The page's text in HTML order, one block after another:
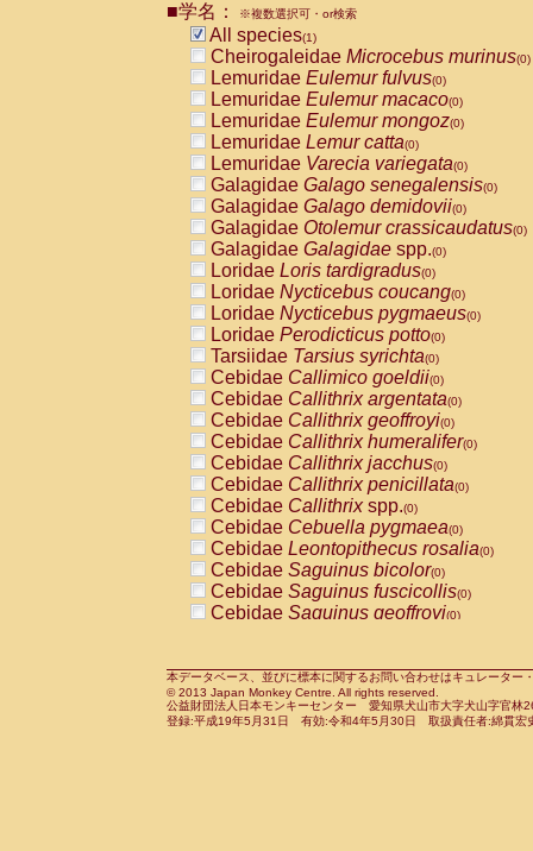
CebidaeCebus nigrivittatus
CebidaeCebus
CebidaeSaimiri boliviensis(0)
CebidaeSaimiri sciureus(0)
AtelidaeAlouatta caraya(0)
AtelidaeAlouatta fusca(0)
AtelidaeAlouatta seniculus
AtelidaeAlouattaspp.(0)
AtelidaeAteles belzebuth(0)
AtelidaeAteles geoffroyi(0)
AtelidaeAteles paniscus(0)
AtelidaeAtelesspp.(0)
Atelidae Lagothrix lagothricha
AtelidaeLagothrix lagothricha cana
PitheciidaeCacajao calvus
PitheciidaeCallicebus cupreus
PitheciidaeCallicebus donacophilus
PitheciidaeCallicebus moloch
PitheciidaeCallicebus torquatus
PitheciidaeCallicebusspp.(0)
PitheciidaeChiropotes satanas(0)
PitheciidaePithecia monachus
PitheciidaePithecia pithecia(0)
CercopithecidaeCercocebus agilis
CercopithecidaeCercocebus
CercopithecidaeCercocebus
CercopithecidaeCercocebus
CercopithecidaeCercocebus
CercopithecidaeCercocebushybrid
CercopithecidaePapio anubis(0)
CercopithecidaePapio cynocephalus
CercopithecidaePapio hamadryas(0)
■学名： ※複数選択可・or検索
All species(1)
Cheirogaleidae Microcebus murinus(0)
Lemuridae Eulemur fulvus(0)
Lemuridae Eulemur macaco(0)
Lemuridae Eulemur mongoz(0)
Lemuridae Lemur catta(0)
Lemuridae Varecia variegata(0)
Galagidae Galago senegalensis(0)
Galagidae Galago demidovii(0)
Galagidae Otolemur crassicaudatus(0)
Galagidae Galagidae spp.(0)
Loridae Loris tardigradus(0)
Loridae Nycticebus coucang(0)
Loridae Nycticebus pygmaeus(0)
Loridae Perodicticus potto(0)
Tarsiidae Tarsius syrichta(0)
Cebidae Callimico goeldii(0)
Cebidae Callithrix argentata(0)
Cebidae Callithrix geoffroyi(0)
Cebidae Callithrix humeralifer(0)
Cebidae Callithrix jacchus(0)
Cebidae Callithrix penicillata(0)
Cebidae Callithrixspp.(0)
Cebidae Cebuella pygmaea(0)
Cebidae Leontopithecus rosalia(0)
Cebidae Saguinus bicolor(0)
Cebidae Saguinus fuscicollis(0)
Cebidae Saguinus geoffroyi(0)
CebidaeSaguinus leucopus(0)
CebidaeSaguinus midas(0)
Cebidae Saguinus mystax(0)
本データベース、並びに標本に関するお問い合わせはキュレータ
© 2013 Japan Monkey Centre. All rights reserved.
公益財団法人日本モンキーセンター 愛知県犬山市大字犬山字官
登録:平成19年5月31日 有効:令和4年5月30日 取扱責任者:綿貫宏